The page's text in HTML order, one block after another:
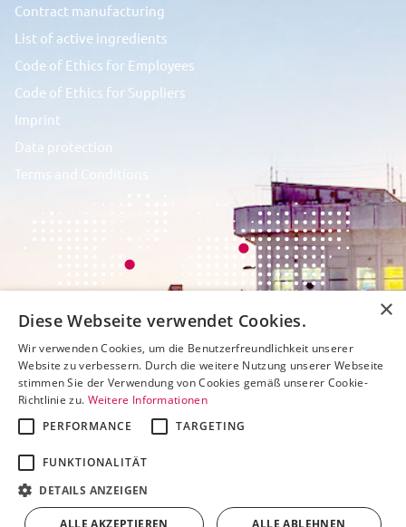
Contract manufacturing
List of active ingredients
Code of Ethics for Employees
Code of Ethics for Suppliers
Imprint
Data protection
Terms and Conditions
×
Diese Webseite verwendet Cookies.
Wir verwenden Cookies, um die Benutzerfreundlichkeit unserer
Website zu verbessern. Durch die weitere Nutzung unserer Webseite
stimmen Sie der Verwendung von Cookies gemäß unserer Cookie-
Richtlinie zu. Weitere Informationen
PERFORMANCE
TARGETING
FUNKTIONALITÄT
DETAILS ANZEIGEN
ALLE AKZEPTIEREN ALLE ABLEHNEN